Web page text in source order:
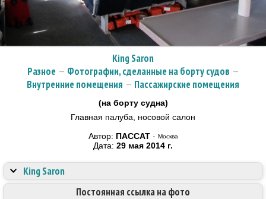
King Saron
Разное — Фотографии, сделанные на борту судов —
Внутренние помещения — Пассажирские помещения
(на борту судна)
Главная палуба, носовой салон
Автор: ПАССАТ· Москва
Дата: 29 мая 2014 г.
Постоянная ссылка на фото
King Saron